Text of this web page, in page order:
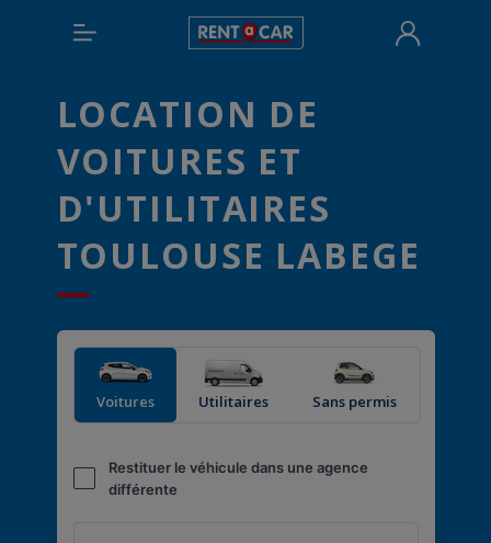
LOCATION DE
VOITURES ET
D'UTILITAIRES
TOULOUSE LABEGE
Voitures Utilitaires Sans permis
Restituer le véhicule dans une agence
différente